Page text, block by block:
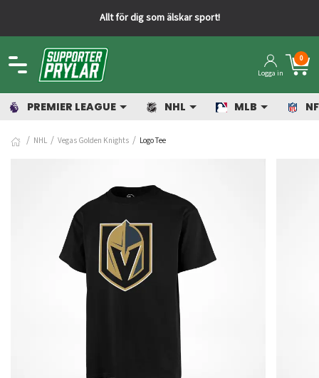
Allt för dig som älskar sport!
Logga in
0
PREMIER LEAGUE NHL MLB
NHL Vegas Golden Knights Logo Tee